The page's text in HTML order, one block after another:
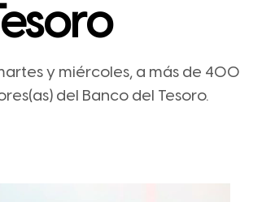
y miércoles, a más de 400
del Banco del Tesoro.